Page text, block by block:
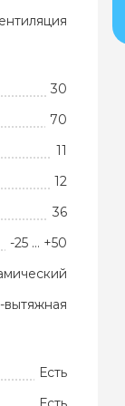
30
70
11
12
36
-25 … +50
Есть